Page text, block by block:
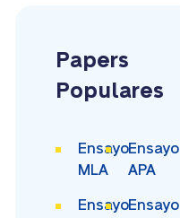
Papers
Populares
Ensayo
MLA
Ensayo
APA
EnsayoEnsayo